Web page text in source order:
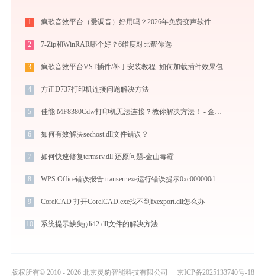
1 疯歌音效平台（爱调音）好用吗？2026年免费变声软件下载与功能详解
2 7-Zip和WinRAR哪个好？6维度对比帮你选
3 疯歌音效平台VST插件/补丁安装教程_如何加载插件效果包
4 方正D737打印机连接问题解决方法
5 佳能 MF8380Cdw打印机无法连接？教你解决方法！ - 金山毒霸
6 如何有效解决sechost.dll文件错误？
7 如何快速修复termsrv.dll 还原问题-金山毒霸
8 WPS Office错误报告 transerr.exe运行错误提示0xc000000d的解决办法
9 CorelCAD 打开CorelCAD.exe找不到fxexport.dll怎么办
10 系统提示缺失gdi42.dll文件的解决方法
版权所有© 2010 - 2026 北京灵豹智能科技有限公司 京ICP备2025133740号-18